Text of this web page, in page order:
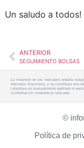
Un saludo a todos!
ANTERIOR
SEGUIMIENTO BOLSAS
La inversión en los mercados entraña
mercados financieros, y no constituye una
constituye un asesoramiento perfilado ni
la información contenida en esta web.
©
Política de